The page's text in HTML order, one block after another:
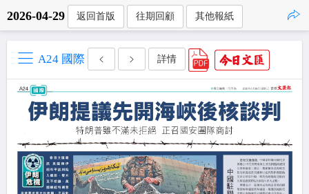
2026-04-29 返回首版 往期回顧 其他報紙
A24 國際 詳情